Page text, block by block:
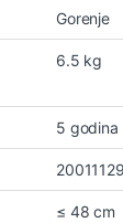
Gorenje
6.5 kg
5 godina
20011129
≤ 48 cm